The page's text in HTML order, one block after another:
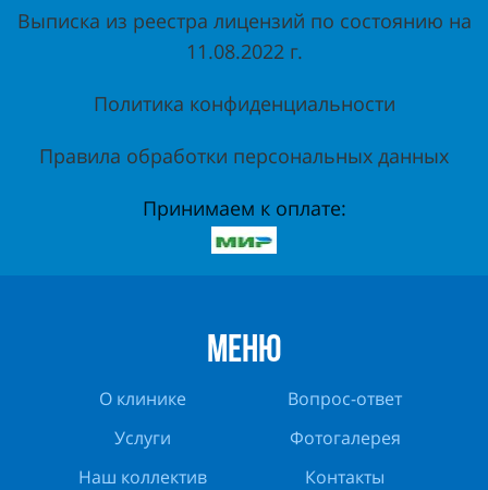
Выписка из реестра лицензий по состоянию на
11.08.2022 г.
Политика конфиденциальности
Правила обработки персональных данных
Принимаем к оплате:
МЕНЮ
О клинике
Услуги
Наш коллектив
Вопрос-ответ
Фотогалерея
Контакты